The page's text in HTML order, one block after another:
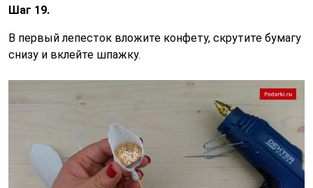
Шаг 19.
В первый лепесток вложите конфету, скрутите бумагу
снизу и вклейте шпажку.